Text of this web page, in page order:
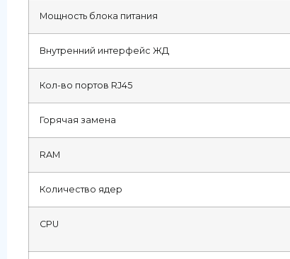
Мощность блока питания
Внутренний интерфейс ЖД
Кол-во портов RJ45
Горячая замена
RAM
Количество ядер
CPU